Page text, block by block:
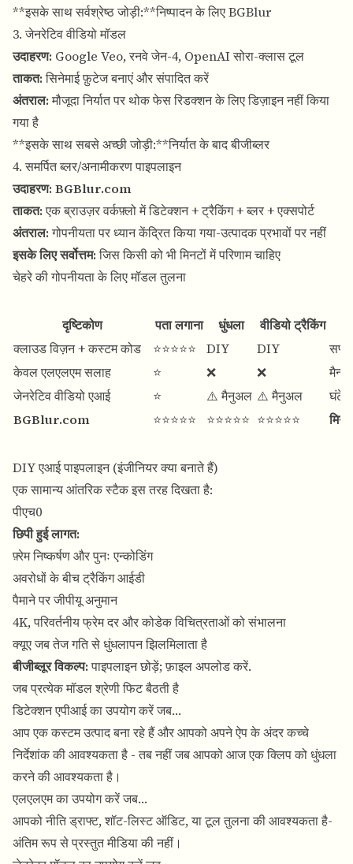
**इसके साथ सर्वश्रेष्ठ जोड़ी:**निष्पादन के लिए BGBlur
3. जेनरेटिव वीडियो मॉडल
उदाहरण: Google Veo, रनवे जेन-4, OpenAI सोरा-क्लास टूल
ताकत:सिनेमाई फ़ुटेज बनाएं और संपादित करें
अंतराल:मौजूदा निर्यात पर थोक फेस रिडक्शन के लिए डिज़ाइन नहीं किया
गया है
**इसके साथ सबसे अच्छी जोड़ी:**निर्यात के बाद बीजीब्लर
4. समर्पित ब्लर/अनामीकरण पाइपलाइन
उदाहरण: BGBlur.com
ताकत:एक ब्राउज़र वर्कफ़्लो में डिटेक्शन + ट्रैकिंग + ब्लर + एक्सपोर्ट
अंतराल:गोपनीयता पर ध्यान केंद्रित किया गया-उत्पादक प्रभावों पर नहीं
इसके लिए सर्वोत्तम:जिस किसी को भी मिनटों में परिणाम चाहिए
चेहरे की गोपनीयता के लिए मॉडल तुलना
दृष्टिकोण पता लगाना धुंधला वीडियो ट्रैकिंग
क्लाउड विज़न + कस्टम कोड
⭐⭐⭐⭐⭐ DIY DIY
केवल एलएलएम सलाह
⭐ ❌ ❌
जेनरेटिव वीडियो एआई
⭐ ⚠️ मैनुअल ⚠️ मैनुअल
घंटे
BGBlur.com
⭐⭐⭐⭐⭐ ⭐⭐⭐⭐⭐ ⭐⭐⭐⭐⭐ मिनट
DIY एआई पाइपलाइन (इंजीनियर क्या बनाते हैं)
एक सामान्य आंतरिक स्टैक इस तरह दिखता है:
पीएच0
छिपी हुई लागत:
फ़्रेम निष्कर्षण और पुनः एन्कोडिंग
अवरोधों के बीच ट्रैकिंग आईडी
पैमाने पर जीपीयू अनुमान
4K, परिवर्तनीय फ्रेम दर और कोडेक विचित्रताओं को संभालना
क्यूए जब तेज गति से धुंधलापन झिलमिलाता है
बीजीब्लूर विकल्प:पाइपलाइन छोड़ें; फ़ाइल अपलोड करें.
जब प्रत्येक मॉडल श्रेणी फिट बैठती है
डिटेक्शन एपीआई का उपयोग करें जब…
आप एक कस्टम उत्पाद बना रहे हैं और आपको अपने ऐप के अंदर कच्चे
निर्देशांक की आवश्यकता है - तब नहीं जब आपको आज एक क्लिप को धुंधला
करने की आवश्यकता है।
एलएलएम का उपयोग करें जब…
आपको नीति ड्राफ्ट, शॉट-लिस्ट ऑडिट, या टूल तुलना की आवश्यकता है-
अंतिम रूप से प्रस्तुत मीडिया की नहीं।